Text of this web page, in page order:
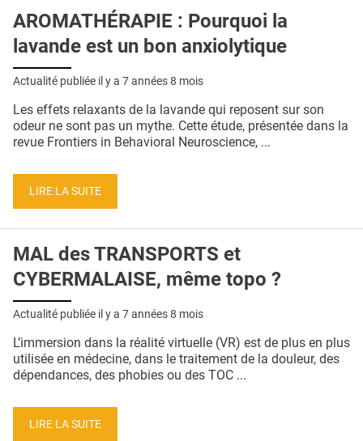
AROMATHÉRAPIE : Pourquoi la
lavande est un bon anxiolytique
Actualité publiée il y a 7 années 8 mois
Les effets relaxants de la lavande qui reposent sur son
odeur ne sont pas un mythe. Cette étude, présentée dans la
revue Frontiers in Behavioral Neuroscience, ...
LIRE LA SUITE
MAL des TRANSPORTS et
CYBERMALAISE, même topo ?
Actualité publiée il y a 7 années 8 mois
L’immersion dans la réalité virtuelle (VR) est de plus en plus
utilisée en médecine, dans le traitement de la douleur, des
dépendances, des phobies ou des TOC ...
LIRE LA SUITE